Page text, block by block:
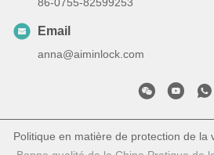
Email
anna@aiminlock.com
Politique en matière de protection de la